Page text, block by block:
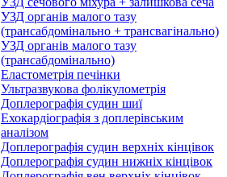
УЗД органів малого тазу
(трансабдомінально + трансвагінально)
УЗД органів малого тазу
(трансабдомінально)
Еластометрія печінки
Ультразвукова фолікулометрія
Доплерографія судин шиї
Ехокардіографія з доплерівським
аналізом
Доплерографія судин верхніх кінцівок
Доплерографія судин нижніх кінцівок